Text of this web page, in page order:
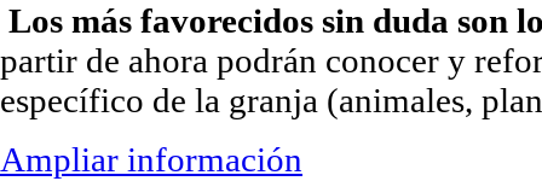
Los más favorecidos sin duda son
partir de ahora podrán conocer y
específico de la granja (animales,
Ampliar información